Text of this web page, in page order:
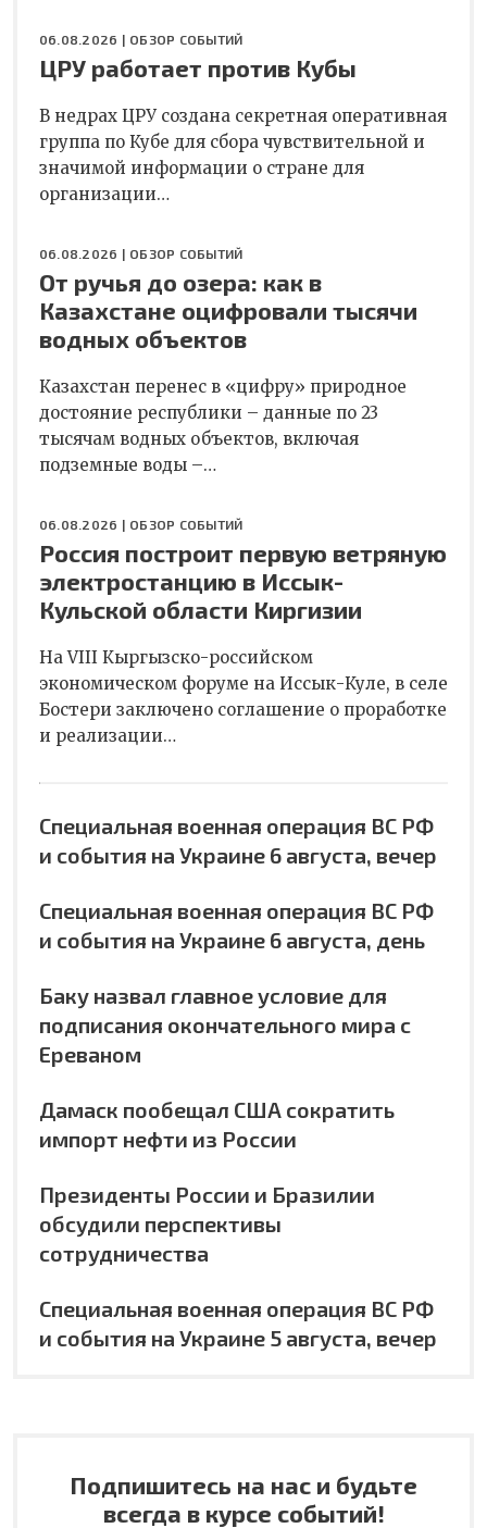
06.08.2026 | ОБЗОР СОБЫТИЙ
ЦРУ работает против Кубы
В недрах ЦРУ создана секретная оперативная
группа по Кубе для сбора чувствительной и
значимой информации о стране для
организации…
06.08.2026 | ОБЗОР СОБЫТИЙ
От ручья до озера: как в
Казахстане оцифровали тысячи
водных объектов
Казахстан перенес в «цифру» природное
достояние республики – данные по 23
тысячам водных объектов, включая
подземные воды –…
06.08.2026 | ОБЗОР СОБЫТИЙ
Россия построит первую ветряную
электростанцию в Иссык-
Кульской области Киргизии
На VIII Кыргызско-российском
экономическом форуме на Иссык-Куле, в селе
Бостери заключено соглашение о проработке
и реализации…
Специальная военная операция ВС РФ
и события на Украине 6 августа, вечер
Специальная военная операция ВС РФ
и события на Украине 6 августа, день
Баку назвал главное условие для
подписания окончательного мира с
Ереваном
Дамаск пообещал США сократить
импорт нефти из России
Президенты России и Бразилии
обсудили перспективы
сотрудничества
Специальная военная операция ВС РФ
и события на Украине 5 августа, вечер
Подпишитесь на нас и будьте
всегда в курсе событий!